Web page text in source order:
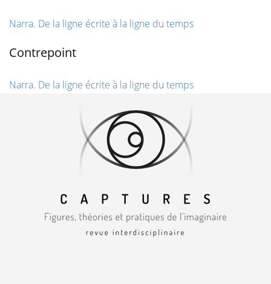
Narra. De la ligne écrite à la ligne du temps
Contrepoint
Narra. De la ligne écrite à la ligne du temps